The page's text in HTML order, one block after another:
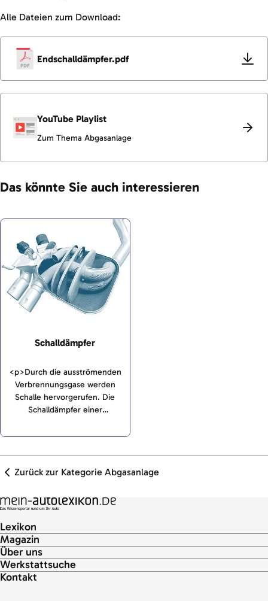
Alle Dateien zum Download:
Endschalldämpfer.pdf
YouTube Playlist
Zum Thema Abgasanlage
Das könnte Sie auch interessieren
Schalldämpfer
<p>Durch die ausströmenden
Verbrennungsgase werden
Schalle hervorgerufen. Die
Schalldämpfer einer
Aufgabe, die Schalle zu
Zurück zur Kategorie Abgasanlage
Lexikon
Magazin
Über uns
Werkstattsuche
Kontakt